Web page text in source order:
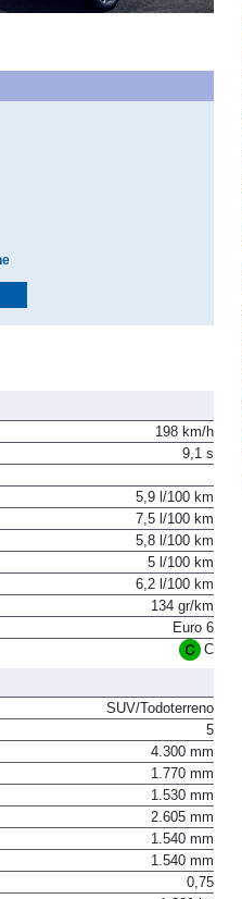
198 km/h
5,9 l/100 km
7,5 l/100 km
5,8 l/100 km
5 l/100 km
6,2 l/100 km
134 gr/km
Euro 6
SUV/Todoterreno
5
4.300 mm
1.770 mm
1.530 mm
2.605 mm
1.540 mm
1.540 mm